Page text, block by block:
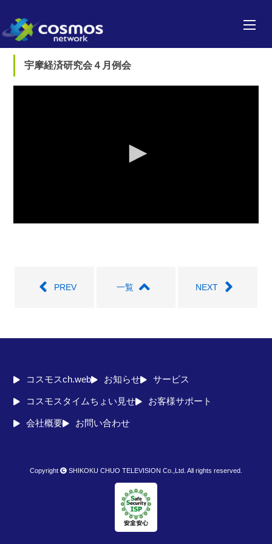
宇摩経済研究会４月例会
PREV 一覧 NEXT
コスモスch.web お知らせ サービス
コスモスタイムちょい見せ お客様サポート
会社概要 お問い合わせ
Copyright SHIKOKU CHUO TELEVISION Co.,Ltd. All rights reserved.